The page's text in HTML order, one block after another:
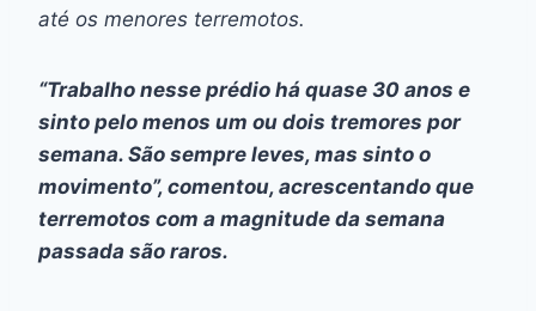
até os menores terremotos.
“Trabalho nesse prédio há quase 30 anos e
sinto pelo menos um ou dois tremores por
semana. São sempre leves, mas sinto o
movimento”, comentou, acrescentando que
terremotos com a magnitude da semana
passada são raros.